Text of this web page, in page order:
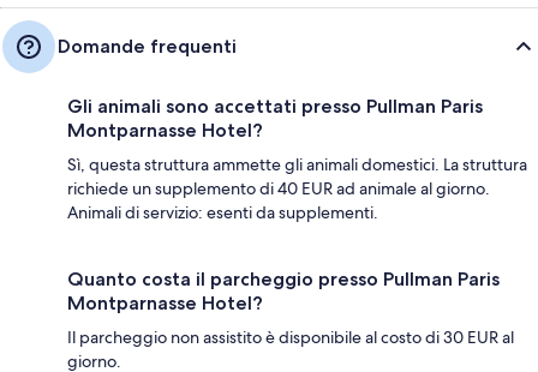
Domande frequenti
Gli animali sono accettati presso Pullman Paris
Montparnasse Hotel?
Sì, questa struttura ammette gli animali domestici. La struttura
richiede un supplemento di 40 EUR ad animale al giorno.
Animali di servizio: esenti da supplementi.
Quanto costa il parcheggio presso Pullman Paris
Montparnasse Hotel?
Il parcheggio non assistito è disponibile al costo di 30 EUR al
giorno.